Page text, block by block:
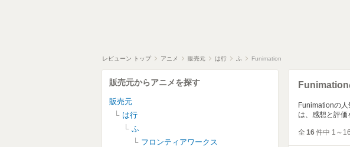
レビューン トップ アニメ 販売元 は行 ふ Funimation
Funimation
Funimationの
は、感想と評価
全 16件中 1～
販売元からアニメを探す
販売元
は行
ふ
フロンティアワークス